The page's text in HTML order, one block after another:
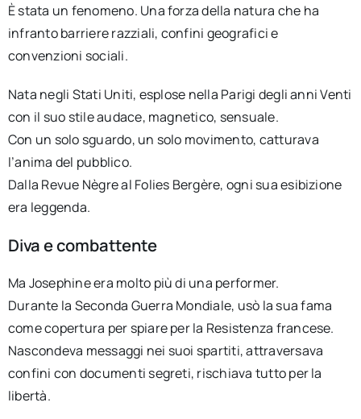
È stata un fenomeno. Una forza della natura che ha
infranto barriere razziali, confini geografici e
convenzioni sociali.
Nata negli Stati Uniti, esplose nella Parigi degli anni Venti
con il suo stile audace, magnetico, sensuale.
Con un solo sguardo, un solo movimento, catturava
l’anima del pubblico.
Dalla Revue Nègre al Folies Bergère, ogni sua esibizione
era leggenda.
Diva e combattente
Ma Josephine era molto più di una performer.
Durante la Seconda Guerra Mondiale, usò la sua fama
come copertura per spiare per la Resistenza francese.
Nascondeva messaggi nei suoi spartiti, attraversava
confini con documenti segreti, rischiava tutto per la
libertà.